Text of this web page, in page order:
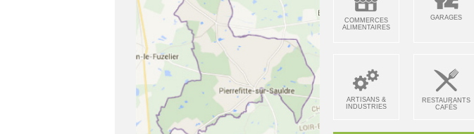
COMMERCES
ALIMENTAIRES
GARAGES
ARTISANS &
INDUSTRIES
RESTAURANTS
CAFÉS